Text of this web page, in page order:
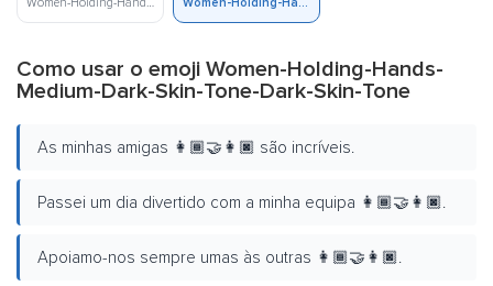
Como usar o emoji Women-Holding-Hands-
Medium-Dark-Skin-Tone-Dark-Skin-Tone
As minhas amigas 👩🏾‍🤝‍👩🏿 são incríveis.
Passei um dia divertido com a minha equipa 👩🏾‍🤝‍👩🏿.
Apoiamo-nos sempre umas às outras 👩🏾‍🤝‍👩🏿.